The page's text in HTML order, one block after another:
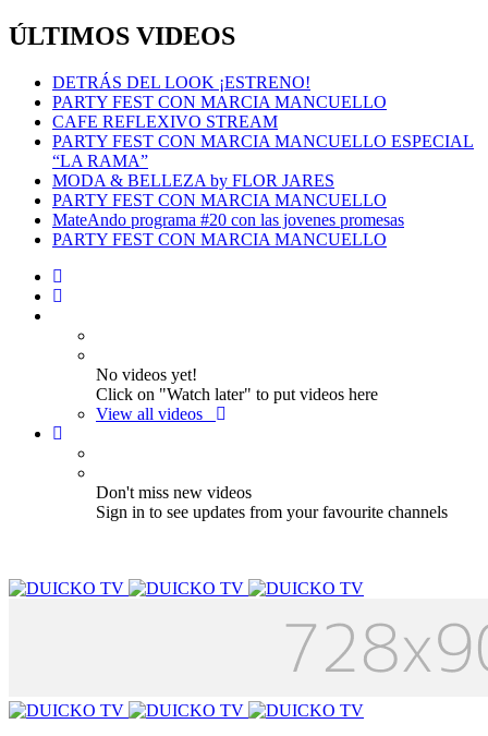
ÚLTIMOS VIDEOS
DETRÁS DEL LOOK ¡ESTRENO!
PARTY FEST CON MARCIA MANCUELLO
CAFE REFLEXIVO STREAM
PARTY FEST CON MARCIA MANCUELLO ESPECIAL
“LA RAMA”
MODA & BELLEZA by FLOR JARES
PARTY FEST CON MARCIA MANCUELLO
MateAndo programa #20 con las jovenes promesas
PARTY FEST CON MARCIA MANCUELLO
No videos yet!
Click on "Watch later" to put videos here
View all videos
Don't miss new videos
Sign in to see updates from your favourite channels